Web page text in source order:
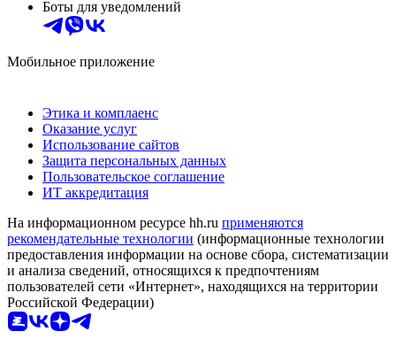
Боты для уведомлений
Мобильное приложение
Этика и комплаенс
Оказание услуг
Использование сайтов
Защита персональных данных
Пользовательское соглашение
ИТ аккредитация
На информационном ресурсе hh.ru применяются
рекомендательные технологии (информационные технологии
предоставления информации на основе сбора, систематизации
и анализа сведений, относящихся к предпочтениям
пользователей сети «Интернет», находящихся на территории
Российской Федерации)